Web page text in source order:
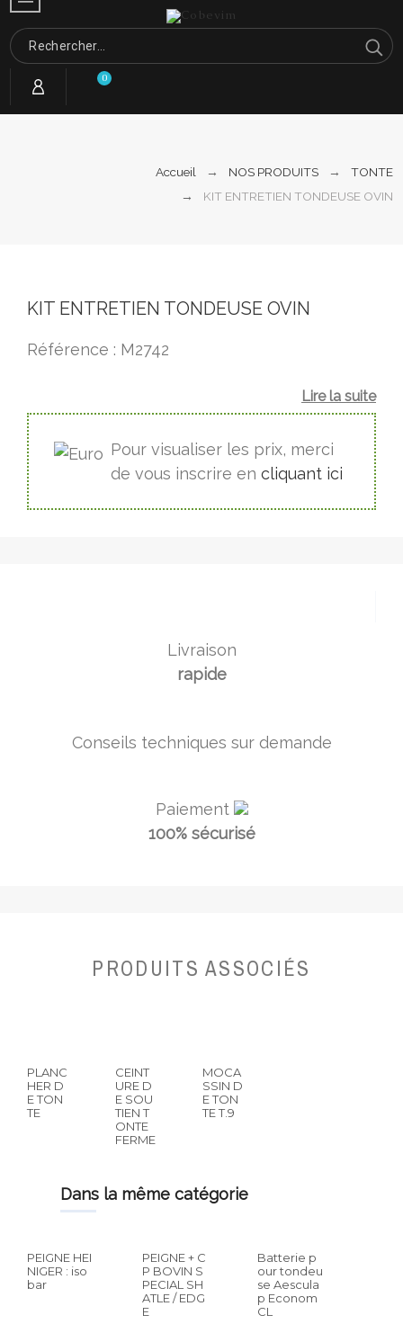
0
Accueil NOS PRODUITS
TONTE
KIT ENTRETIEN TONDEUSE OVIN
KIT ENTRETIEN TONDEUSE OVIN
Référence : M2742
Lire la suite
Pour visualiser les prix, merci
de vous inscrire en cliquant ici
Livraison
rapide
Conseils techniques sur demande
Paiement
100% sécurisé
PRODUITS ASSOCIÉS
PLANC
HER D
E TON
TE
CEINT
URE D
E SOU
TIEN T
ONTE
FERME
MOCA
SSIN D
E TON
TE T.9
dans la même catégorie
PEIGNE HEI
NIGER : iso
bar
PEIGNE + C
P BOVIN S
PECIAL SH
ATLE / EDG
E
Batterie p
our tondeu
se Aescula
p Econom
CL